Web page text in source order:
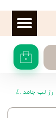
۰
رژ لب جامد